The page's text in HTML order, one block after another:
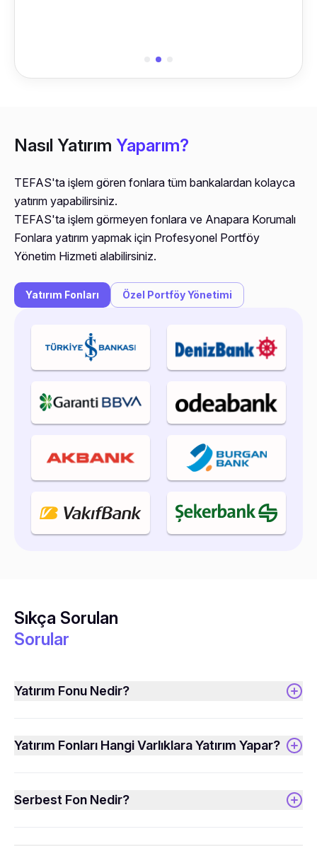
Nasıl Yatırım Yaparım?
TEFAS'ta işlem gören fonlara tüm bankalardan kolayca
yatırım yapabilirsiniz.
TEFAS'ta işlem görmeyen fonlara ve Anapara Korumalı
Fonlara yatırım yapmak için Profesyonel Portföy
Yönetim Hizmeti alabilirsiniz.
Yatırım Fonları Özel Portföy Yönetimi
Sıkça Sorulan
Sorular
Yatırım Fonu Nedir?
Yatırım Fonları Hangi Varlıklara Yatırım Yapar?
Serbest Fon Nedir?